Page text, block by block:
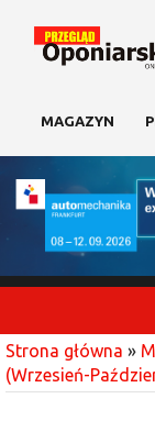
MAGAZYN
Strona główna »
(Wrzesień-